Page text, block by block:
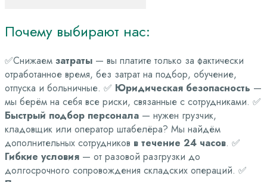
Почему выбирают нас:
✅Снижаем затраты — вы платите только за фактически
отработанное время, без затрат на подбор, обучение,
отпуска и больничные. ✅ Юридическая безопасность —
мы берём на себя все риски, связанные с сотрудниками. ✅
Быстрый подбор персонала — нужен грузчик,
кладовщик или оператор штабелёра? Мы найдём
дополнительных сотрудников в течение 24 часов. ✅
Гибкие условия — от разовой разгрузки до
долгосрочного сопровождения складских операций. ✅